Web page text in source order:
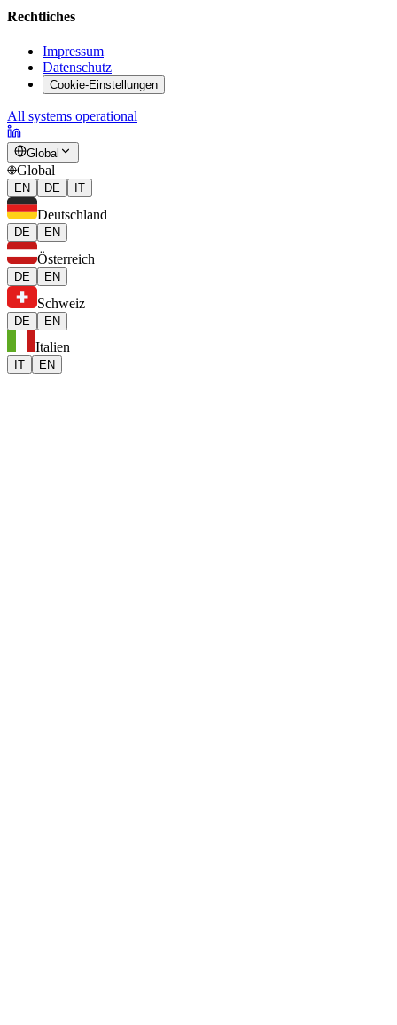
Rechtliches
Impressum
Datenschutz
Cookie-Einstellungen
All systems operational
Global
Global
EN DE IT
Deutschland
DE EN
Österreich
DE EN
Schweiz
DE EN
Italien
IT EN